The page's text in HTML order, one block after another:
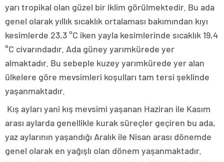
yarı tropikal olan güzel bir iklim görülmektedir. Bu ada
genel olarak yıllık sıcaklık ortalaması bakımından kıyı
kesimlerde 23,3 °C iken yayla kesimlerinde sıcaklık 19,4
°C civarındadır. Ada güney yarımkürede yer
almaktadır. Bu sebeple kuzey yarımkürede yer alan
ülkelere göre mevsimleri koşulları tam tersi şeklinde
yaşanmaktadır.
Kış ayları yani kış mevsimi yaşanan Haziran ile Kasım
arası aylarda genellikle kurak süreçler geçiren bu ada,
yaz aylarının yaşandığı Aralık ile Nisan arası dönemde
genel olarak en yağışlı olan dönem yaşanmaktadır.